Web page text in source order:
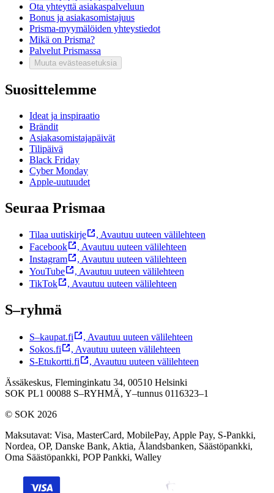
Ota yhteyttä asiakaspalveluun
Bonus ja asiakasomistajuus
Prisma-myymälöiden yhteystiedot
Mikä on Prisma?
Palvelut Prismassa
Muuta evästeasetuksia
Suosittelemme
Ideat ja inspiraatio
Brändit
Asiakasomistajapäivät
Tilipäivä
Black Friday
Cyber Monday
Apple-uutuudet
Seuraa Prismaa
Tilaa uutiskirje , Avautuu uuteen välilehteen
Facebook
, Avautuu uuteen välilehteen
Instagram
, Avautuu uuteen välilehteen
YouTube
, Avautuu uuteen välilehteen
TikTok
, Avautuu uuteen välilehteen
S–ryhmä
S–kaupat.fi , Avautuu uuteen välilehteen
Sokos.fi
, Avautuu uuteen välilehteen
S-Etukortti.fi
, Avautuu uuteen välilehteen
Ässäkeskus, Fleminginkatu 34, 00510 Helsinki
SOK PL1 00088 S–RYHMÄ, Y–tunnus 0116323–1
© SOK 2026
Maksutavat: Visa, MasterCard, MobilePay, Apple Pay, S-Pankki,
Nordea, OP, Danske Bank, Aktia, Ålandsbanken, Säästöpankki,
Oma Säästöpankki, POP Pankki, Walley